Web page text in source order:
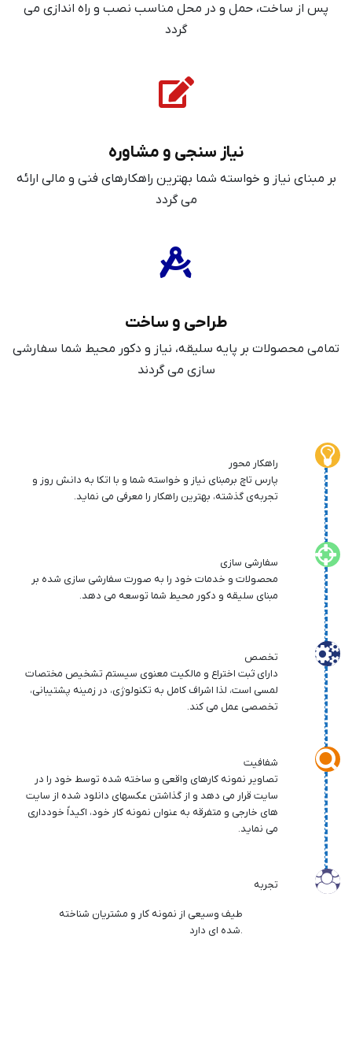
پس از ساخت، حمل و در محل مناسب نصب و راه اندازی می
گردد
نیاز سنجی و مشاوره
بر مبنای نیاز و خواسته شما بهترین راهکارهای فنی و مالی ارائه
می گردد
طراحی و ساخت
تمامی محصولات بر پایه سلیقه، نیاز و دکور محیط شما سفارشی
سازی می گردند
راهکار محور
پارس تاچ برمبنای نیاز و خواسته شما و با اتکا به دانش روز و
تجربه‌ی گذشته، بهترین راهکار را معرفی می نماید.
سفارشی سازی
محصولات و خدمات خود را به صورت سفارشی سازی شده بر
مبنای سلیقه و دکور محیط شما توسعه می دهد.
تخصص
دارای ثبت اختراع و مالکیت معنوی سیستم تشخیص مختصات
لمسی است، لذا اشراف کامل به تکنولوژی، در زمینه پشتیبانی،
تخصصی عمل می کند.
شفافیت
تصاویر نمونه کارهای واقعی و ساخته شده توسط خود را در
سایت قرار می دهد و از گذاشتن عکسهای دانلود شده از سایت
های خارجی و متفرقه به عنوان نمونه کار خود، اکیداً خودداری
می نماید.
تجربه
طیف وسیعی از نمونه کار و مشتریان شناخته
شده ­ای دارد.